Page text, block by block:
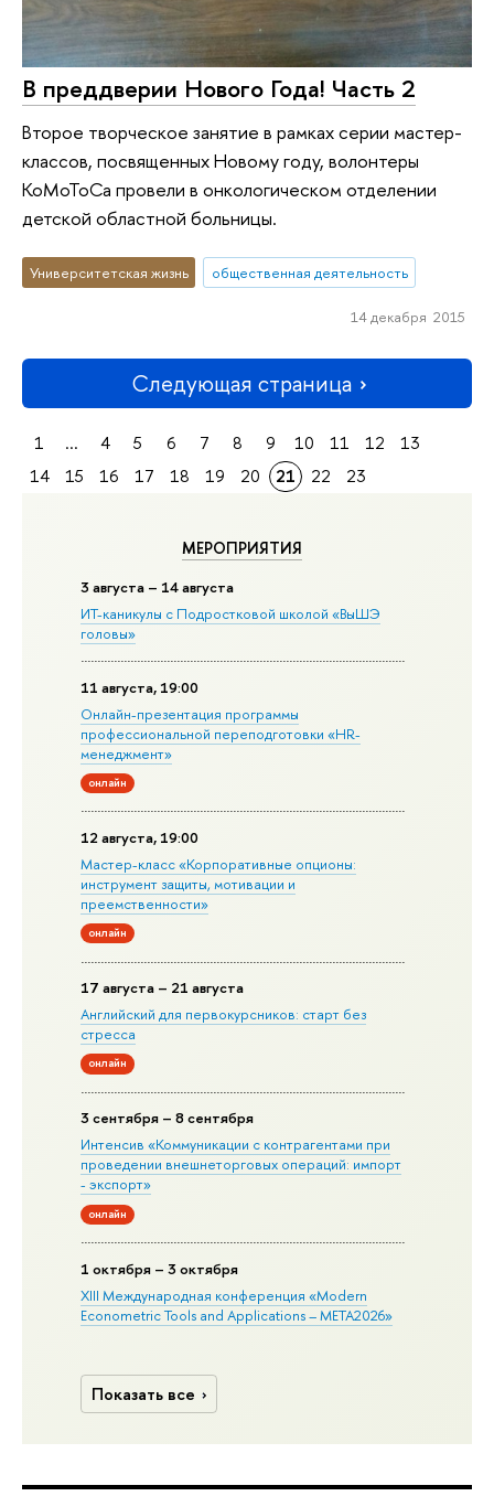
МЕРОПРИЯТИЯ
3 августа – 14 августа
ИТ-каникулы с Подростковой школой «ВыШЭ
головы»
11 августа, 19:00
Онлайн-презентация программы
профессиональной переподготовки «HR-
менеджмент»
онлайн
12 августа, 19:00
Мастер-класс «Корпоративные опционы:
инструмент защиты, мотивации и
преемственности»
онлайн
17 августа – 21 августа
Английский для первокурсников: старт без
стресса
онлайн
3 сентября – 8 сентября
Интенсив «Коммуникации с контрагентами при
проведении внешнеторговых операций: импорт
- экспорт»
онлайн
1 октября – 3 октября
XIII Международная конференция «Modern
Econometric Tools and Applications – META2026»
Показать все
В преддверии Нового Года! Часть 2
Второе творческое занятие в рамках серии мастер-
классов, посвященных Новому году, волонтеры
КоМоТоСа провели в онкологическом отделении
детской областной больницы.
Университетская жизнь общественная деятельность
14 декабря 2015
Следующая страница
1 ... 4 5 6 7 8 9 10 11 12
13
14
15 16 17 18 19 20 21 22 23